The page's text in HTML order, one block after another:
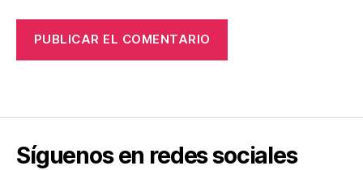
Síguenos en redes sociales